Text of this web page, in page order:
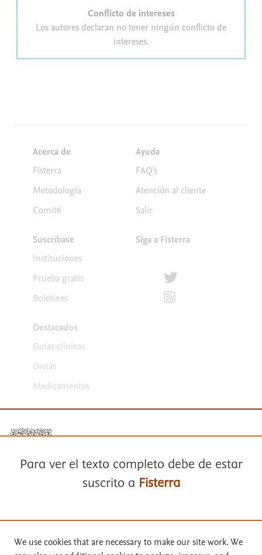
Conflicto de intereses
Los autores declaran no tener ningún conflicto de
intereses.
Acerca de
Fisterra
Metodología
Comité
Suscríbase
Instituciones
Prueba gratis
Boletines
Destacados
Guías clínicas
Dietas
Medicamentos
Ayuda
FAQ's
Atención al cliente
Salir
Siga a Fisterra
Síguenos en Twitter
Suscríbete para recibir
Política de privacidad
Copyright ©2026 Elsevier España SLU, sus licenciantes y
Para ver el texto completo debe de estar
suscrito a Fisterra
We use cookies that are necessary to make our site work. We